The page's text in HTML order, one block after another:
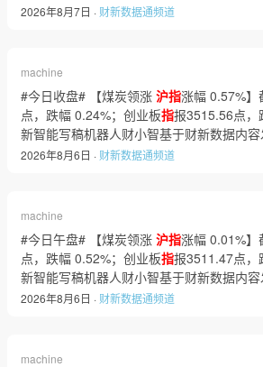
2026年8月7日 · 财新数据通频道
machine
#今日收盘# 【煤炭领涨 沪指涨幅 0.57%】
点，跌幅 0.24%；创业板指报3515.56点，
新智能写稿机器人财小智基于财新数据内
2026年8月6日 · 财新数据通频道
machine
#今日午盘# 【煤炭领涨 沪指涨幅 0.01%】
点，跌幅 0.52%；创业板指报3511.47点，
新智能写稿机器人财小智基于财新数据内
2026年8月6日 · 财新数据通频道
machine